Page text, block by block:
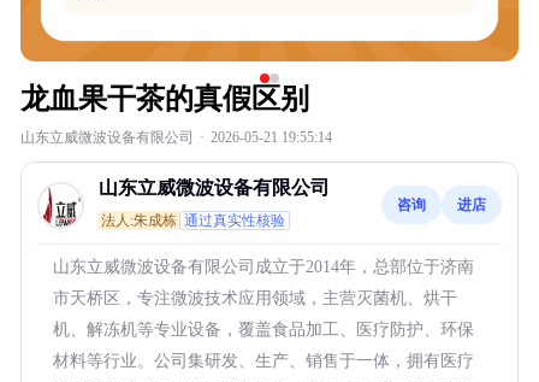
龙血果干茶的真假区别
山东立威微波设备有限公司 · 2026-05-21 19:55:14
山东立威微波设备有限公司
法人:朱成栋 通过真实性核验
咨询 进店
山东立威微波设备有限公司成立于2014年，总部位于济南
市天桥区，专注微波技术应用领域，主营灭菌机、烘干
机、解冻机等专业设备，覆盖食品加工、医疗防护、环保
材料等行业。公司集研发、生产、销售于一体，拥有医疗